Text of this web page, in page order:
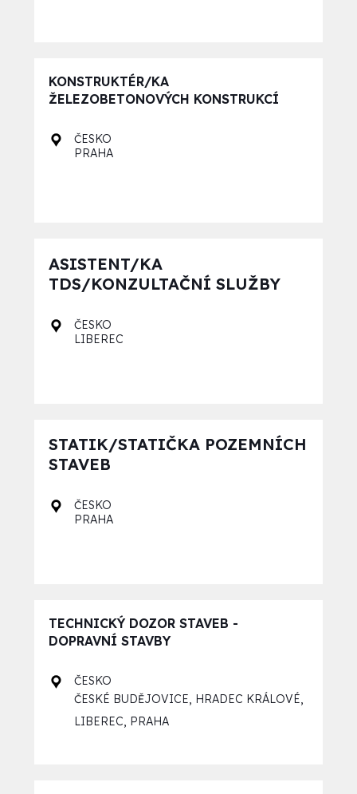
KONSTRUKTÉR/KA
ŽELEZOBETONOVÝCH KONSTRUKCÍ
ČESKO
PRAHA
ASISTENT/KA
TDS/KONZULTAČNÍ SLUŽBY
ČESKO
LIBEREC
STATIK/STATIČKA POZEMNÍCH
STAVEB
ČESKO
PRAHA
TECHNICKÝ DOZOR STAVEB -
DOPRAVNÍ STAVBY
ČESKO
ČESKÉ BUDĚJOVICE, HRADEC KRÁLOVÉ,
LIBEREC, PRAHA